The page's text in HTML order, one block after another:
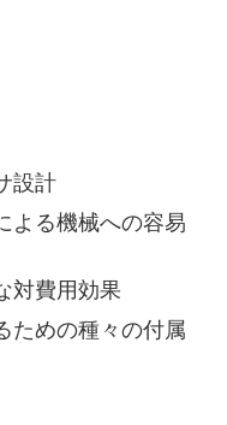
設計
よる機械への容易
対費用効果
ための種々の付属